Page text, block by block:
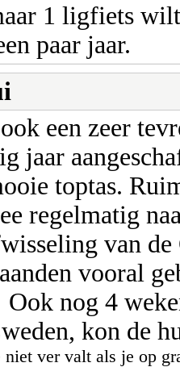
1 ligfiets
paar jaar.
een zeer
jaar
toptas.
regelmatig
van
vooral
nog 4
kon de
niet ver valt als je op